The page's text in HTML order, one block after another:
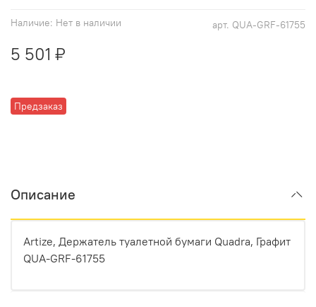
арт. QUA-GRF-61755
Наличие: Нет в наличии
Предзаказ
5 501 ₽
Описание
Artize, Держатель туалетной бумаги Quadra, Графит
QUA-GRF-61755